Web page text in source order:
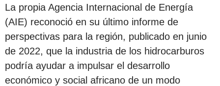
La propia Agencia Internacional de Energía
(AIE) reconoció en su último informe de
perspectivas para la región, publicado en junio
de 2022, que la industria de los hidrocarburos
podría ayudar a impulsar el desarrollo
económico y social africano de un modo